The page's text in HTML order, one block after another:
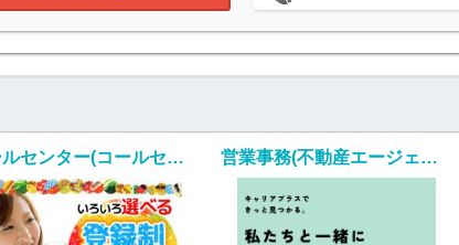
コールセンター(コールセンタースタッフ) 営業事務(不動産エージェントの営業サポート/入社日応相談)